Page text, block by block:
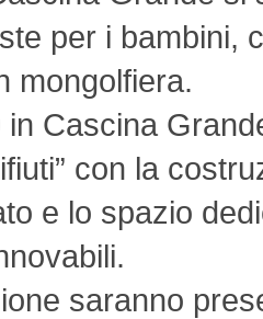
per i bambini,
mongolfiera.
in Cascina
con la
e lo spazio
saranno